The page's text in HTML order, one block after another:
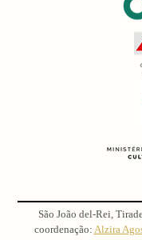
São João del-Rei,
coordenação: Alzira